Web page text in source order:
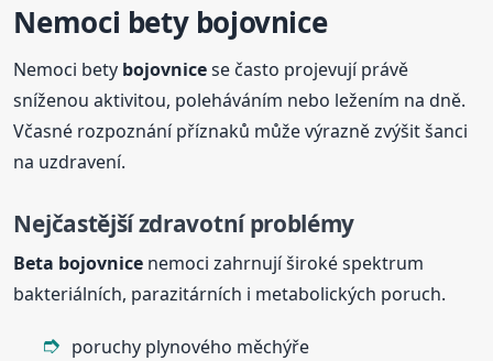
Nemoci bety bojovnice
Nemoci bety bojovnicese často projevují právě
sníženou aktivitou, poleháváním nebo ležením na dně.
Včasné rozpoznání příznaků může výrazně zvýšit šanci
na uzdravení.
Nejčastější zdravotní problémy
Beta bojovnice nemoci zahrnují široké spektrum
bakteriálních, parazitárních i metabolických poruch.
poruchy plynového měchýře